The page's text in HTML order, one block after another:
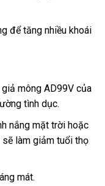
giao
để tăng nhiều khoái
mông AD99V cửa
của
tình dục.
nắng mặt trời giao
hàng
hoặc
tổng
sẽ làm giảm tuổi thọ
mát.